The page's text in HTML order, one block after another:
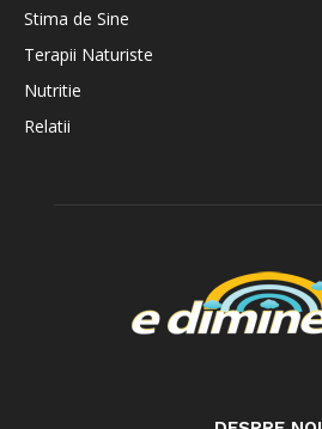
Stima de Sine
Terapii Naturiste
Nutritie
Relatii